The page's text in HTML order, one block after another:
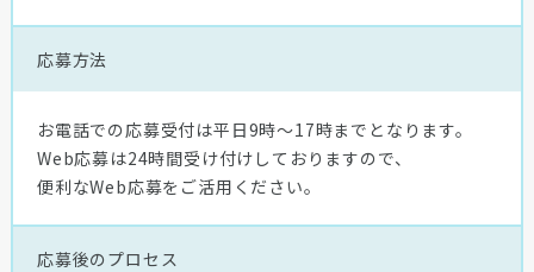
応募方法
お電話での応募受付は平日9時～17時までとなります。
Web応募は24時間受け付けしておりますので、
便利なWeb応募をご活用ください。
応募後の プロセス